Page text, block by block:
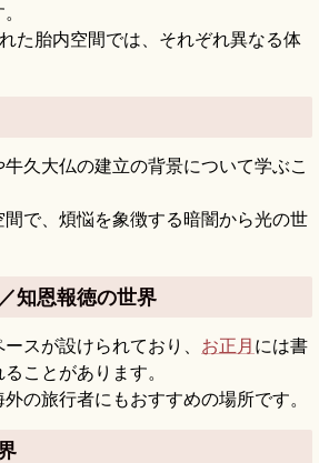
た胎内空間では、それぞれ異なる体
久大仏の建立の背景について学ぶこ
で、煩悩を象徴する暗闇から光の世
知恩報徳の世界
スが設けられており、 お正月 には書
ことがあります。
の旅行者にもおすすめの場所です。